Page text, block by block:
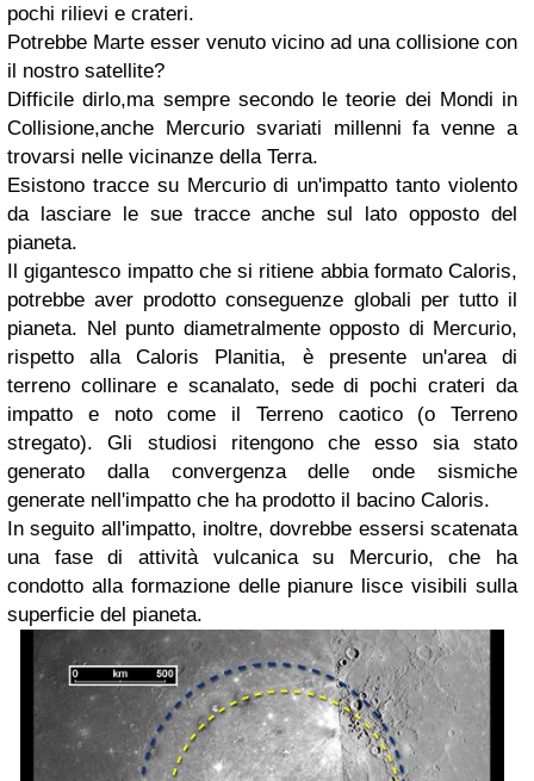
pochi rilievi e crateri.
Potrebbe Marte esser venuto vicino ad una collisione con
il nostro satellite?
Difficile dirlo,ma sempre secondo le teorie dei Mondi in
Collisione,anche Mercurio svariati millenni fa venne a
trovarsi nelle vicinanze della Terra.
Esistono tracce su Mercurio di un'impatto tanto violento
da lasciare le sue tracce anche sul lato opposto del
pianeta.
Il gigantesco impatto che si ritiene abbia formato Caloris,
potrebbe aver prodotto conseguenze globali per tutto il
pianeta. Nel punto diametralmente opposto di Mercurio,
rispetto alla Caloris Planitia, è presente un'area di
terreno collinare e scanalato, sede di pochi crateri da
impatto e noto come il Terreno caotico (o Terreno
stregato). Gli studiosi ritengono che esso sia stato
generato dalla convergenza delle onde sismiche
generate nell'impatto che ha prodotto il bacino Caloris.
In seguito all'impatto, inoltre, dovrebbe essersi scatenata
una fase di attività vulcanica su Mercurio, che ha
condotto alla formazione delle pianure lisce visibili sulla
superficie del pianeta.